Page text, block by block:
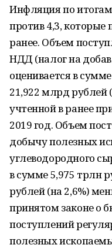
Инфляция по итогам
против 4,3, которые
ранее. Объем
НДД (налог на
оценивается в
21,922 млрд рублей
учтенной в ранее
2019 год. Объем
добычу полезных
углеводородного
в сумме 5,975 трлн
рублей (на 2,6%)
принятом законе о
поступлений
полезных